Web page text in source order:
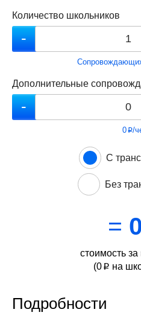
Количество школьников
Дополнительные
0p/
С
Без
=
стоимость
(0 p на
Подробности